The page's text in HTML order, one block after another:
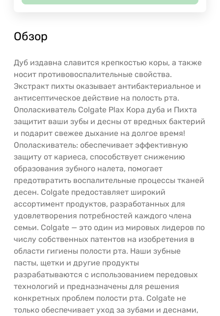
Обзор
Дуб издавна славится крепкостью коры, а также
носит противовоспалительные свойства.
Экстракт пихты оказывает антибактериальное и
антисептическое действие на полость рта.
Ополаскиватель Colgate Plax Кора дуба и Пихта
защитит ваши зубы и десны от вредных бактерий
и подарит свежее дыхание на долгое время!
Ополаскиватель: обеспечивает эффективную
защиту от кариеса, способствует снижению
образования зубного налета, помогает
предотвратить воспалительные процессы тканей
десен. Colgate предоставляет широкий
ассортимент продуктов, разработанных для
удовлетворения потребностей каждого члена
семьи. Colgate — это один из мировых лидеров по
числу собственных патентов на изобретения в
области гигиены полости рта. Наши зубные
пасты, щетки и другие продукты
разрабатываются с использованием передовых
технологий и предназначены для решения
конкретных проблем полости рта. Colgate не
только обеспечивает уход за зубами и деснами,